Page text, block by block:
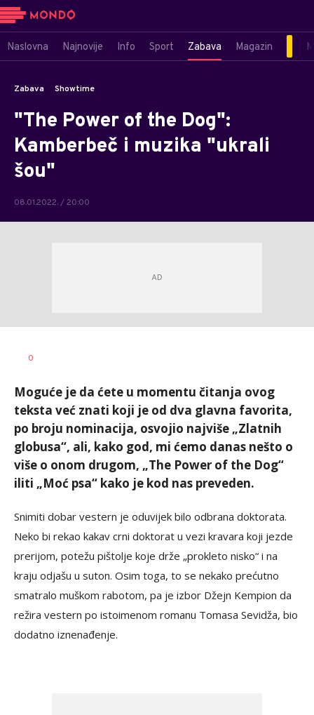
Naslovna Najnovije Info Sport Zabava Magazin
Zabava Showtime
"The Power of the Dog":
Kamberbeč i muzika "ukrali
šou"
08.01.2022. / 20:00
AUTOR
0
Moguće je da ćete u momentu čitanja ovog
teksta već znati koji je od dva glavna favorita,
po broju nominacija, osvojio najviše „Zlatnih
globusa“, ali, kako god, mi ćemo danas nešto o
više o onom drugom, „The Power of the Dog“
iliti „Moć psa“ kako je kod nas preveden.
Snimiti dobar vestern je oduvijek bilo odbrana doktorata.
Neko bi rekao kakav crni doktorat u vezi kravara koji jezde
prerijom, potežu pištolje koje drže „prokleto nisko“ i na
kraju odjašu u suton. Osim toga, to se nekako prećutno
smatralo muškom rabotom, pa je izbor Džejn Kempion da
režira vestern po istoimenom romanu Tomasa Sevidža, bio
dodatno iznenađenje.